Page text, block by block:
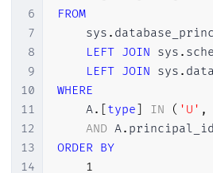
6
7
8
9
10
11
12
13
14
FROM
    sys
.
LEFT JOIN sys .
LEFT JOIN sys .
WHERE
    A
. [type] IN ( 'U' ,
AND A.
ORDER BY
1